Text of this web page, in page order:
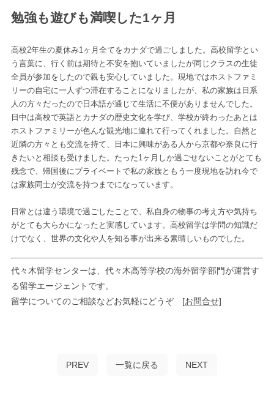
勉強も遊びも満喫した1ヶ月
高校2年生の夏休み1ヶ月全てをカナダで過ごしました。高校留学とい
う言葉に、行く前は期待と不安を抱いていましたが同じクラスの生徒
全員が参加をしたので親も安心していました。現地ではホストファミ
リーの自宅に一人ずつ滞在することになりましたが、私の家族は日系
人の方々だったので日本語が通じて生活に不便がありませんでした。
日中は高校で英語とカナダの歴史文化を学び、学校が終わったあとは
ホストファミリーが色んな観光地に連れて行ってくれました。自然と
近隣の方々とも交流を持て、日本に興味がある人から京都や奈良に行
きたいと相談も受けました。たった1ヶ月しか過ごせないことがとても
残念で、帰国後にプライベートで私の家族ともう一度現地を訪れ今で
は家族同士が交流を持つまでになっています。
日常とは違う環境で過ごしたことで、私自身の物事の考え方や気持ち
がとても大らかになったと実感しています。高校留学は学問の知識だ
けでなく、世界の文化や人を知る事が出来る素晴しいものでした。
代々木留学センターは、代々木高等学校の海外留学部門が運営す
る留学エージェントです。
留学についてのご相談などお気軽にどうぞ [お問合せ]
PREV 一覧に戻る NEXT